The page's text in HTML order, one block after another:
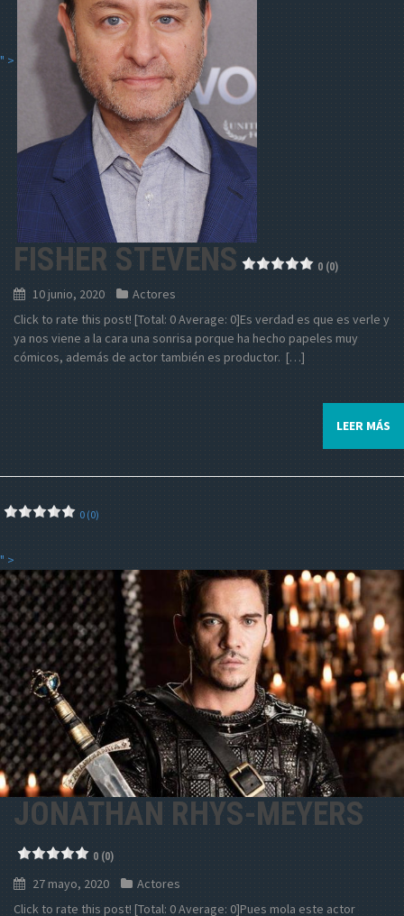
" >
FISHER STEVENS 0 (0)
10 junio, 2020
Actores
Click to rate this post! [Total: 0 Average: 0]Es verdad es que es verle y
ya nos viene a la cara una sonrisa porque ha hecho papeles muy
cómicos, además de actor también es productor. […]
LEER MÁS
0 (0)
" >
JONATHAN RHYS-MEYERS
0 (0)
27 mayo, 2020
Actores
Click to rate this post! [Total: 0 Average: 0]Pues mola este actor